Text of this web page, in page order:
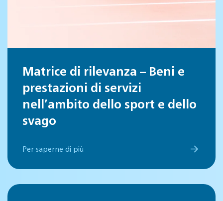
Matrice di rilevanza – Beni e
prestazioni di servizi
nell’ambito dello sport e dello
svago
Per saperne di più